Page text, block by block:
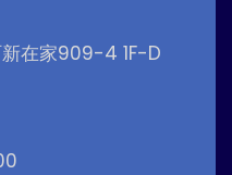
在家909-4 1F-D